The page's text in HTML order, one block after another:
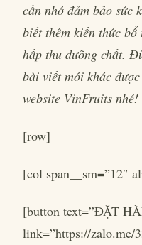
cần nhớ đảm bảo sức
biết thêm kiến thức
hấp thu dưỡng chất.
bài viết mới khác
website VinFruits nhé!
[row]
[col span__sm=”12″
[button text=”ĐẶT
link=”https://zalo.me/